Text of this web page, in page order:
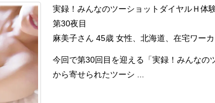
実録！みんなのツーショットダイヤルＨ体
第30夜目
麻美子さん 45歳 女性、北海道、在宅ワー
今回で第30回目を迎える「実録！みんなの
から寄せられたツーシ ...